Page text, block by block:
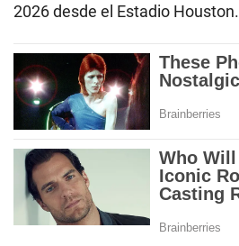
2026 desde el Estadio Houston.